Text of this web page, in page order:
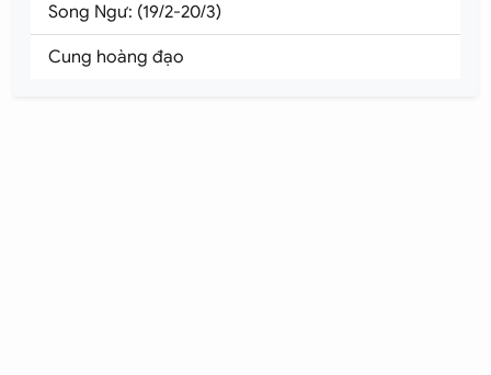
Song Ngư: (19/2-20/3)
Cung hoàng đạo